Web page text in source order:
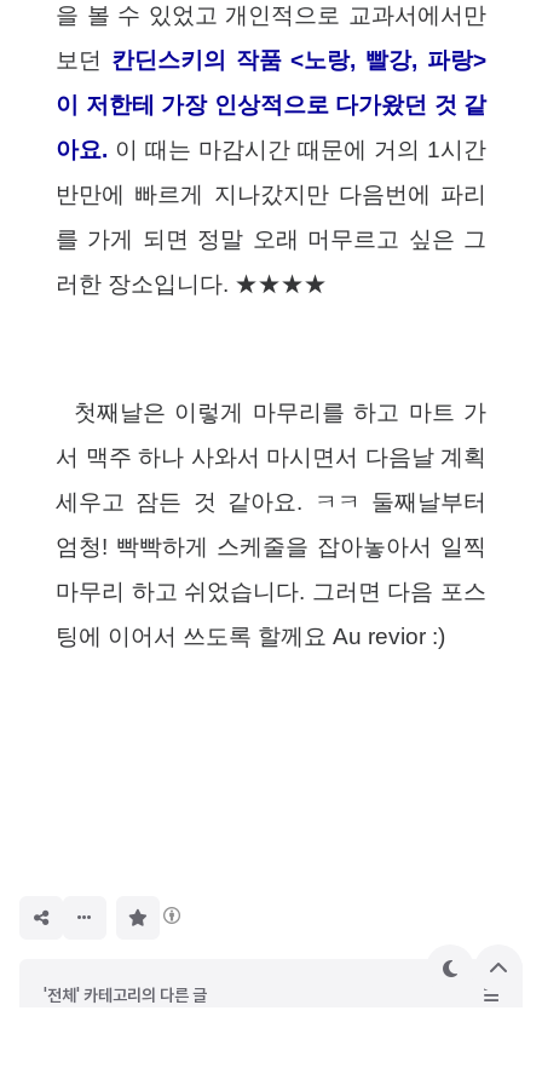
을 볼 수 있었고 개인적으로 교과서에서만
보던 칸딘스키의 작품 <노랑, 빨강, 파랑>
이 저한테 가장 인상적으로 다가왔던 것 같
아요. 이 때는 마감시간 때문에 거의 1시간
반만에 빠르게 지나갔지만 다음번에 파리
를 가게 되면 정말 오래 머무르고 싶은 그
러한 장소입니다. ★★★★
첫째날은 이렇게 마무리를 하고 마트 가
서 맥주 하나 사와서 마시면서 다음날 계획
세우고 잠든 것 같아요. ㅋㅋ 둘째날부터
엄청! 빡빡하게 스케줄을 잡아놓아서 일찍
마무리 하고 쉬었습니다. 그러면 다음 포스
팅에 이어서 쓰도록 할께요 Au revior :)
'전체' 카테고리의 다른 글
테
상
단